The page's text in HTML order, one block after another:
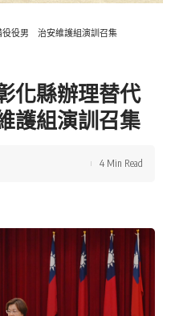
役男 治安維護組演訓召集
化縣辦理替代
護組演訓召集
4 Min Read